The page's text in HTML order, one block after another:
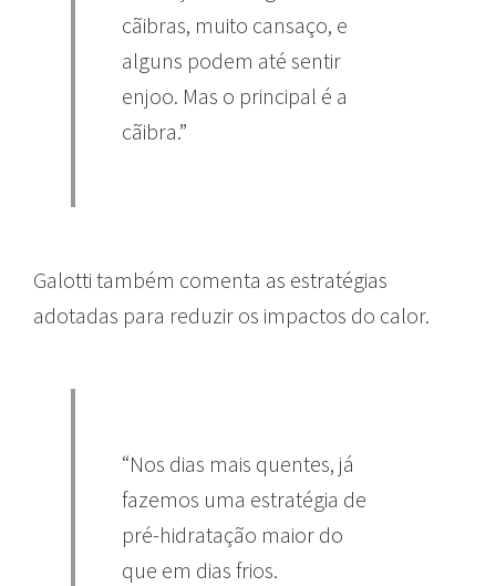
cãibras, muito cansaço, e
alguns podem até sentir
enjoo. Mas o principal é a
cãibra.”
Galotti também comenta as estratégias
adotadas para reduzir os impactos do calor.
“Nos dias mais quentes, já
fazemos uma estratégia de
pré-hidratação maior do
que em dias frios.